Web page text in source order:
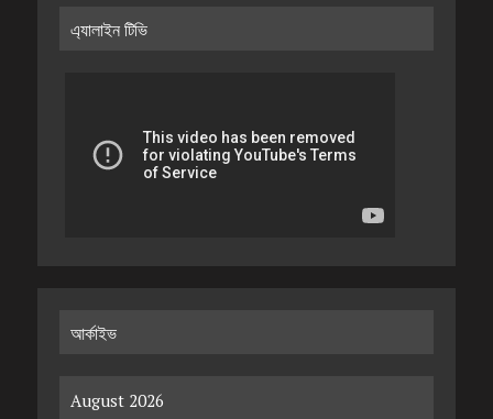
এ্যালাইন টিভি
আর্কাইভ
August 2026